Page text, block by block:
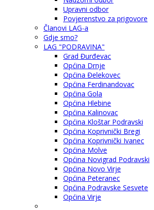
Upravni odbor
Povjerenstvo za prigovore
Članovi LAG-a
Gdje smo?
LAG "PODRAVINA"
Grad Đurđevac
Općina Drnje
Općina Đelekovec
Općina Ferdinandovac
Općina Gola
Općina Hlebine
Općina Kalinovac
Općina Kloštar Podravski
Općina Koprivnički Bregi
Općina Koprivnički Ivanec
Općina Molve
Općina Novigrad Podravski
Općina Novo Virje
Općina Peteranec
Općina Podravske Sesvete
Općina Virje